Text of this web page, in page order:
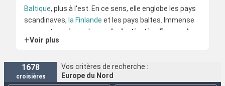
Rechercher
Baltique, plus à l'est. En ce sens, elle englobe les pays
scandinaves, la Finlande et les pays baltes. Immense
espace tourné vers la mer,
la destination Europe du
Nordse prête particulièrement bien à une visite en
En effet, les principales villes y sont situées au bord de
la mer, et sont l'opportunité de formidables escales.
+Voir plus
1678
croisières
Vos critères de recherche :
Europe du Nord